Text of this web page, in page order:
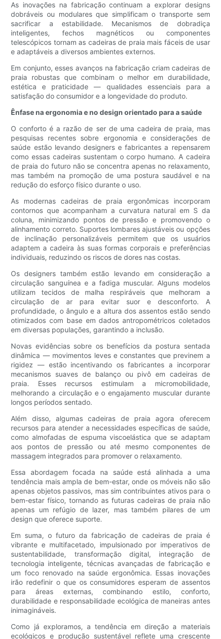
As inovações na fabricação continuam a explorar designs
dobráveis ​​ou modulares que simplificam o transporte sem
sacrificar a estabilidade. Mecanismos de dobradiça
inteligentes, fechos magnéticos ou componentes
telescópicos tornam as cadeiras de praia mais fáceis de usar
e adaptáveis ​​a diversos ambientes externos.
Em conjunto, esses avanços na fabricação criam cadeiras de
praia robustas que combinam o melhor em durabilidade,
estética e praticidade — qualidades essenciais para a
satisfação do consumidor e a longevidade do produto.
Ênfase na ergonomia e no design orientado para a saúde
O conforto é a razão de ser de uma cadeira de praia, mas
pesquisas recentes sobre ergonomia e considerações de
saúde estão levando designers e fabricantes a repensarem
como essas cadeiras sustentam o corpo humano. A cadeira
de praia do futuro não se concentra apenas no relaxamento,
mas também na promoção de uma postura saudável e na
redução do esforço físico durante o uso.
As modernas cadeiras de praia ergonômicas incorporam
contornos que acompanham a curvatura natural em S da
coluna, minimizando pontos de pressão e promovendo o
alinhamento correto. Suportes lombares ajustáveis ​​ou opções
de inclinação personalizáveis ​​permitem que os usuários
adaptem a cadeira às suas formas corporais e preferências
individuais, reduzindo os riscos de dores nas costas.
Os designers também estão levando em consideração a
circulação sanguínea e a fadiga muscular. Alguns modelos
utilizam tecidos de malha respiráveis ​​que melhoram a
circulação de ar para evitar suor e desconforto. A
profundidade, o ângulo e a altura dos assentos estão sendo
otimizados com base em dados antropométricos coletados
em diversas populações, garantindo a inclusão.
Novas evidências sobre os benefícios da postura sentada
dinâmica — movimentos leves e constantes que previnem a
rigidez — estão incentivando os fabricantes a incorporar
mecanismos suaves de balanço ou pivô em cadeiras de
praia. Esses recursos estimulam a micromobilidade,
melhorando a circulação e o engajamento muscular durante
longos períodos sentado.
Além disso, algumas cadeiras de praia agora oferecem
recursos para atender a necessidades específicas de saúde,
como almofadas de espuma viscoelástica que se adaptam
aos pontos de pressão ou até mesmo componentes de
massagem integrados para promover o relaxamento.
Essa abordagem focada na saúde está alinhada a uma
tendência mais ampla de bem-estar, onde os móveis não são
apenas objetos passivos, mas sim contribuintes ativos para o
bem-estar físico, tornando as futuras cadeiras de praia não
apenas um refúgio de lazer, mas também pilares de um
design que oferece suporte.
Em suma, o futuro da fabricação de cadeiras de praia é
vibrante e multifacetado, impulsionado por imperativos de
sustentabilidade, transformação digital, integração de
tecnologia inteligente, técnicas avançadas de fabricação e
um foco renovado na saúde ergonômica. Essas inovações
irão redefinir o que os consumidores esperam de assentos
para áreas externas, combinando estilo, conforto,
durabilidade e responsabilidade ecológica de maneiras antes
inimagináveis.
Como já exploramos, a tendência em direção a materiais
ecológicos e produção sustentável reflete uma crescente